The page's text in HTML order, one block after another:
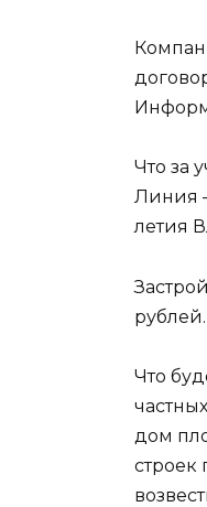
Что за
Линия
летия
Что
дом
строек